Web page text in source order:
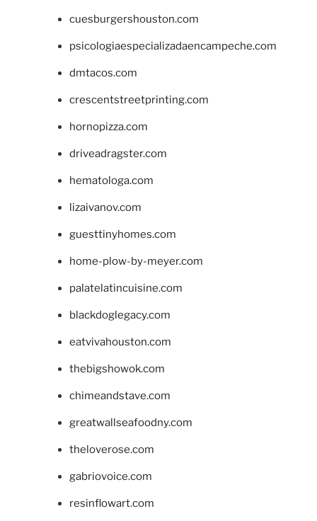
cuesburgershouston.com
psicologiaespecializadaencampeche.com
dmtacos.com
crescentstreetprinting.com
hornopizza.com
driveadragster.com
hematologa.com
lizaivanov.com
guesttinyhomes.com
home-plow-by-meyer.com
palatelatincuisine.com
blackdoglegacy.com
eatvivahouston.com
thebigshowok.com
chimeandstave.com
greatwallseafoodny.com
theloverose.com
gabriovoice.com
resinflowart.com